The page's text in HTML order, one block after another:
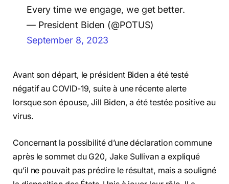
Every time we engage, we get better.
— President Biden (@POTUS)
Avant son départ, le président Biden a été testé
négatif au COVID-19, suite à une récente alerte
lorsque son épouse, Jill Biden, a été testée positive au
Concernant la possibilité d’une déclaration commune
après le sommet du G20, Jake Sullivan a expliqué
qu’il ne pouvait pas prédire le résultat, mais a souligné